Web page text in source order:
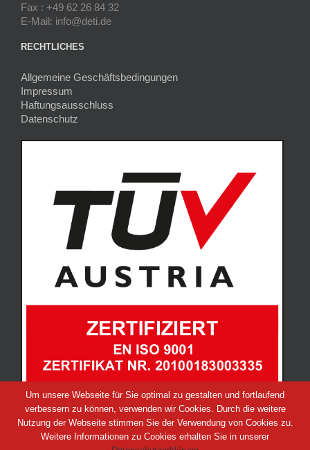
Fax : +49 62 26 84 32
E-Mail: info@deti.de
RECHTLICHES
Allgemeine Geschäftsbedingungen
Impressum
Haftungsausschluss
Datenschutz
Um unsere Webseite für Sie optimal zu gestalten und fortlaufend
verbessern zu können, verwenden wir Cookies. Durch die weitere
Nutzung der Webseite stimmen Sie der Verwendung von Cookies zu.
Weitere Informationen zu Cookies erhalten Sie in unserer